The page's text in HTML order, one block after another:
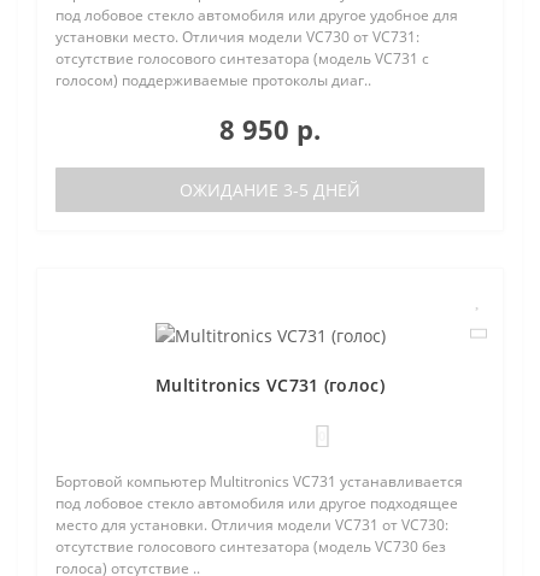
под лобовое стекло автомобиля или другое удобное для
установки место. Отличия модели VC730 от VC731:
отсутствие голосового синтезатора (модель VC731 с
голосом) поддерживаемые протоколы диаг..
8 950 р.
ОЖИДАНИЕ 3-5 ДНЕЙ
Multitronics VC731 (голос)
Бортовой компьютер Multitronics VC731 устанавливается
под лобовое стекло автомобиля или другое подходящее
место для установки. Отличия модели VC731 от VC730:
отсутствие голосового синтезатора (модель VC730 без
голоса) отсутствие ..